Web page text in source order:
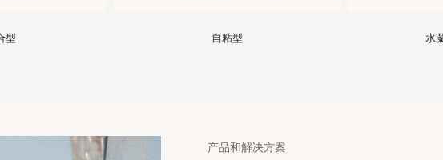
产品和解决方案